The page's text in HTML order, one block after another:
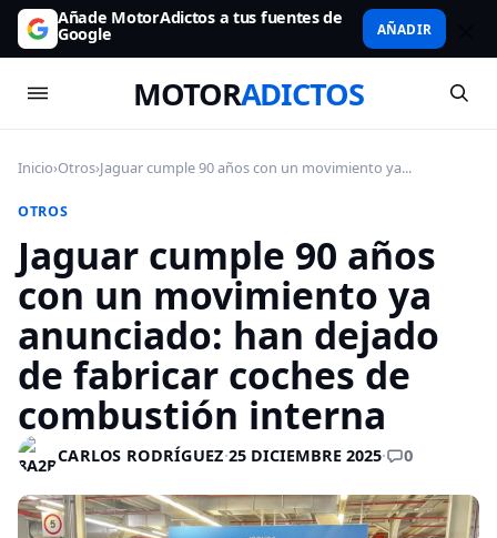
Añade MotorAdictos a tus fuentes de
Google AÑADIR
MOTORADICTOS
Inicio›Otros›Jaguar cumple 90 años con un movimiento ya...
OTROS
Jaguar cumple 90 años
con un movimiento ya
anunciado: han dejado
de fabricar coches de
combustión interna
CARLOS RODRÍGUEZ·25 DICIEMBRE 2025· 0